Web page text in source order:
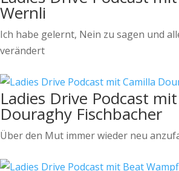
Wernli
Ich habe gelernt, Nein zu sagen und
verändert
Ladies Drive Podcast
Douraghy Fischbacher
Über den Mut immer wieder neu